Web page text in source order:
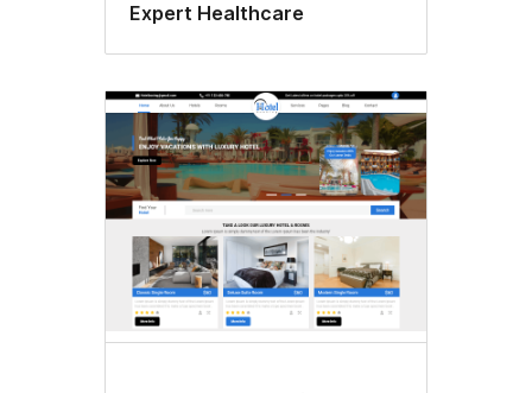
Expert Healthcare